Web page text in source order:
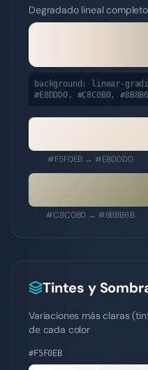
Degradado lineal completo
background: linear-
#E8DDD0, #C8C0B0,
#F5F0EB → #E8DDD0
#C8C0B0 → #8B8B6B
Tintes y
Variaciones más claras
de cada color
#F5F0EB